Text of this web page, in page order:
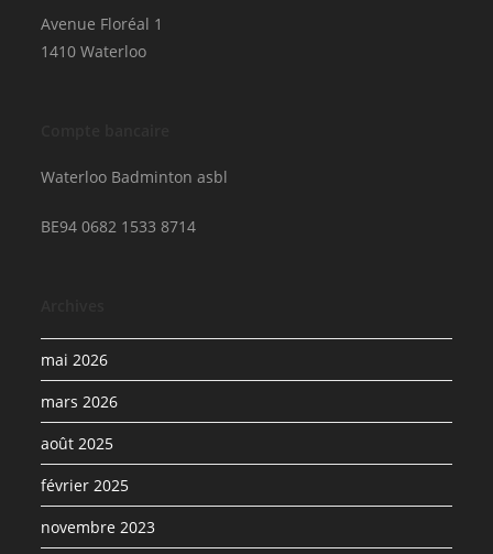
Avenue Floréal 1
1410 Waterloo
Waterloo Badminton asbl
BE94 0682 1533 8714
mai 2026
mars 2026
août 2025
février 2025
novembre 2023